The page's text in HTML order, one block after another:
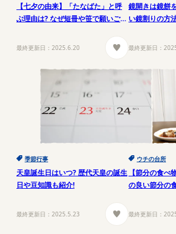
【七夕の由来】「たなばた」と呼
ぶ理由は? なぜ短冊や笹で願いごと
最終更新日： 2025.6.20
鏡開きは鏡餅
い鏡割りの方
最終更新日：
季節行事
天皇誕生日はいつ? 歴代天皇の誕生
日や豆知識も紹介!
最終更新日： 2025.5.23
ウチの台所
【節分の食
の良い節分の
最終更新日：